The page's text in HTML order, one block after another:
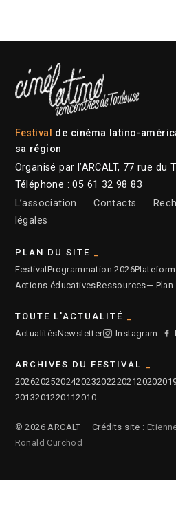
Festival de cinéma latino-
sa région
Organisé par l’ARCALT, 77 rue du
Téléphone : 05 61 32 98 83
L’association
Contacts
légales
PLAN DU SITE
Festival Programmation 2026
Actions éducativesRessources— Plan
TOUTE L'ACTUALITÉ
ActualitésNewsletter Instagram
ARCHIVES DU FESTIVAL
2026202520242023202220212020
2013201220112010
© 2026 ARCALT – Crédits site :
Ronald Curchod